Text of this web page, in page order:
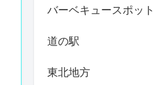
バーベキュースポット
道の駅
東北地方